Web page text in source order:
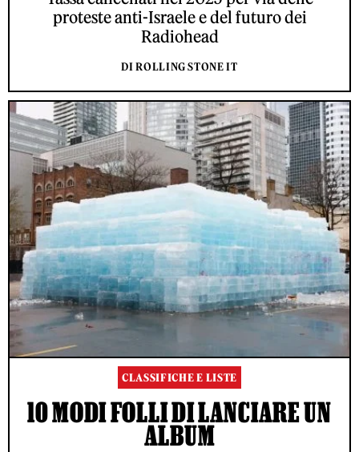
proteste anti-Israele e del futuro dei
Radiohead
DI ROLLING STONE IT
CLASSIFICHE E LISTE
10 MODI FOLLI DI LANCIARE UN
ALBUM